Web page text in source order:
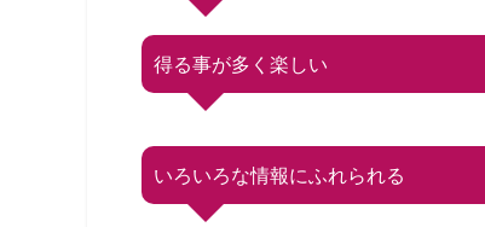
得る事が多く楽しい
いろいろな情報にふれられる